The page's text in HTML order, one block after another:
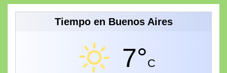
Tiempo en Buenos Aires
7°C